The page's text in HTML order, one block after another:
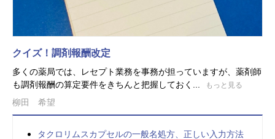
クイズ！調剤報酬改定
多くの薬局では、レセプト業務を事務が担っていますが、薬剤師
も調剤報酬の算定要件をきちんと把握しておく...
もっと見る
柳田 希望
タクロリムスカプセルの一般名処方、正しい入力方法